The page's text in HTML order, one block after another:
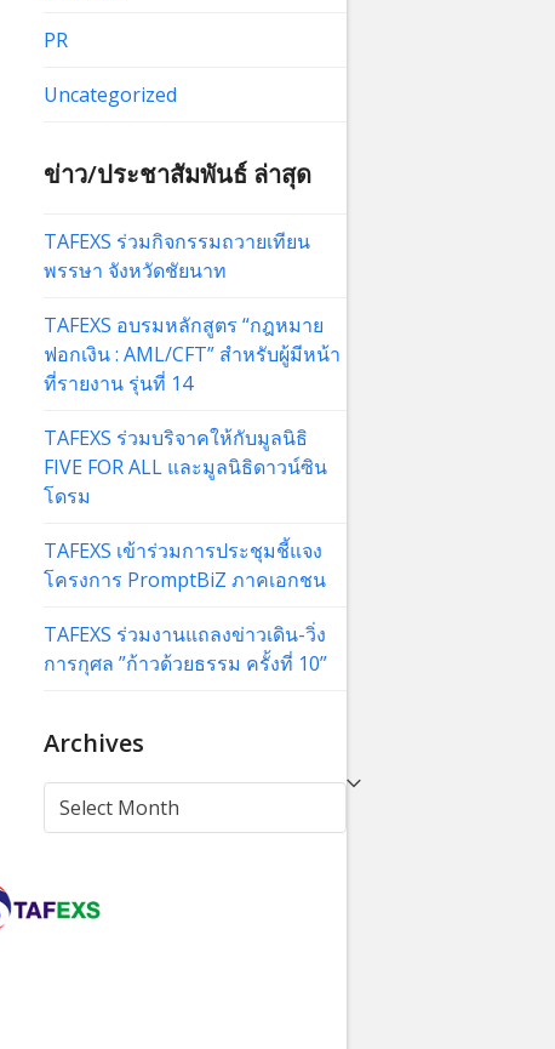
PR
Uncategorized
ข่าว/ประชาสัมพันธ์ ล่าสุด
TAFEXS ร่วมกิจกรรมถวายเทียน
พรรษา จังหวัดชัยนาท
TAFEXS อบรมหลักสูตร “กฎหมาย
ฟอกเงิน : AML/CFT” สำหรับผู้มีหน้า
ที่รายงาน รุ่นที่ 14
TAFEXS ร่วมบริจาคให้กับมูลนิธิ
FIVE FOR ALL และมูลนิธิดาวน์ซิน
โดรม
TAFEXS เข้าร่วมการประชุมชี้แจง
โครงการ PromptBiZ ภาคเอกชน
TAFEXS ร่วมงานแถลงข่าวเดิน-วิ่ง
การกุศล ”ก้าวด้วยธรรม ครั้งที่ 10”
Archives
Archives